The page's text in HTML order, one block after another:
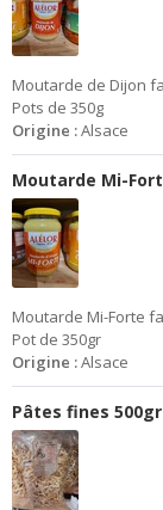
Moutarde de Dijon
Pots de 350g
Origine :Alsace
Moutarde Mi-
Moutarde Mi-Forte
Pot de 350gr
Origine :Alsace
Pâtes fines 500gr